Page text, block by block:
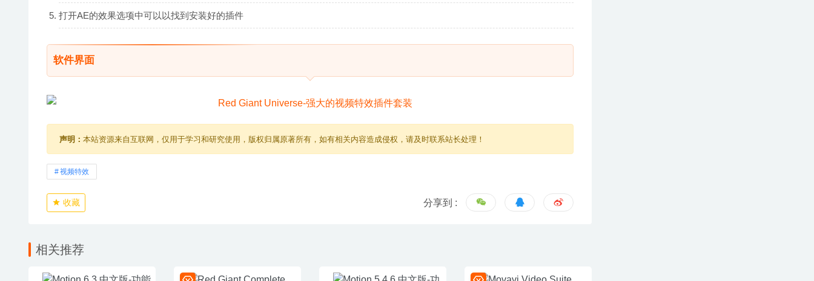
打开AE的效果选项中可以以找到安装好的插件
软件界面
声明： 本站资源来自互联网，仅用于学习和研究使用，版权归属原著所有，如有相关内容造成侵权，请及时联系站长处理！
视频特效
收藏 分享到 :
相关推荐